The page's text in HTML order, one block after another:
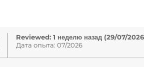
Reviewed: 1 неделю назад (29/07/
Дата опыта: 07/2026